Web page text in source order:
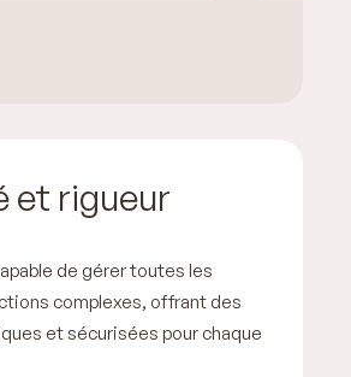
et rigueur
de gérer toutes les
complexes, offrant des
et sécurisées pour chaque